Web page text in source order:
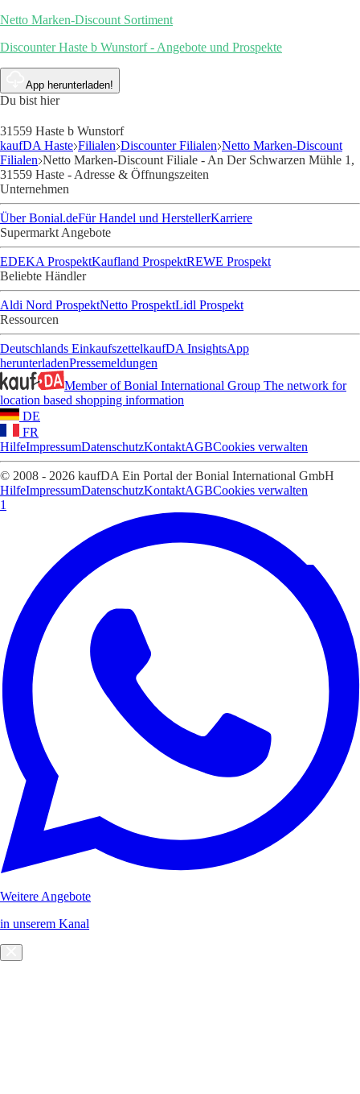
Netto Marken-Discount Sortiment
Discounter Haste b Wunstorf - Angebote und Prospekte
App herunterladen!
Du bist hier
31559 Haste b Wunstorf
kaufDA Haste Filialen Discounter Filialen Netto Marken-Discount
Filialen Netto Marken-Discount Filiale - An Der Schwarzen Mühle 1,
31559 Haste - Adresse & Öffnungszeiten
Unternehmen
Über Bonial.deFür Handel und HerstellerKarriere
Supermarkt Angebote
EDEKA ProspektKaufland ProspektREWE Prospekt
Beliebte Händler
Aldi Nord ProspektNetto ProspektLidl Prospekt
Ressourcen
Deutschlands EinkaufszettelkaufDA InsightsApp
herunterladenPressemeldungen
Member of Bonial International Group The network for
location based shopping information
DE
FR
HilfeImpressumDatenschutzKontaktAGBCookies verwalten
© 2008 - 2026 kaufDA Ein Portal der Bonial International GmbH
HilfeImpressumDatenschutzKontaktAGBCookies verwalten
1
Weitere Angebote
in unserem Kanal